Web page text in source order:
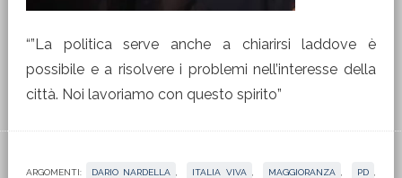
“”La politica serve anche a chiarirsi laddove è
possibile e a risolvere i problemi nell’interesse della
città. Noi lavoriamo con questo spirito”
ARGOMENTI: DARIO NARDELLA ITALIA VIVA MAGGIORANZA PD